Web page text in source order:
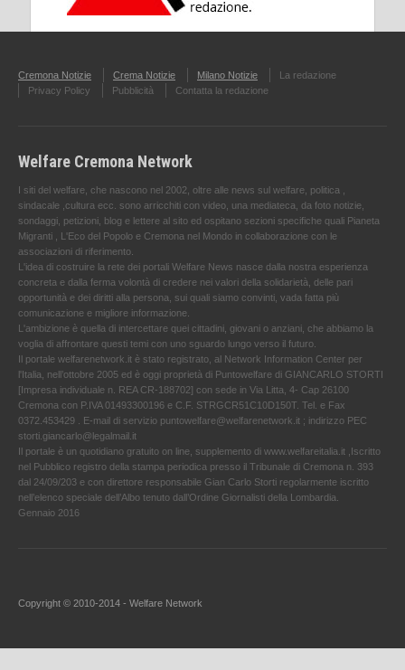
Cremona Notizie Crema Notizie Milano Notizie
La redazione
Privacy Policy
Pubblicità Contatta la redazione
Welfare Cremona Network
I siti del welfare, che nascono nel 2002, oltre alle news sul welfare, politica ,
sindacale ,cultura ecc. sono arricchiti con video, una mediateca, da foto notizie,
sondaggi, petizioni, blog e lettere al sito ed ospitano sezioni specifiche quali Pianeta
Migranti , L'Eco del Popolo e Cremona nel Mondo in collaborazione con le
associazioni di riferimento.
L'idea di costruire la rete dei portali Welfare News nasce dalla nostra esperienza
concreta e dalla ferma volontà di credere nei valori della solidarietà, delle pari
opportunità e dei diritti alla persona, sui quali siamo convinti, vada fatta più
comunicazione e migliore informazione.
L'ambizione è quella di intercettare quei cittadini, giovani o anziani, che abbiamo la
voglia di affrontare questi temi con uno sguardo lungo verso il futuro.
Il portale welfarenetwork.it è stato registrato, al Network Information Center per
l'Italia, nell’ottobre 2005 ed è oggi proprietà di Puntowelfare di GIANCARLO STORTI
[Impresa individuale n. REA CR-188702] con sede in Via Litta, 4- Cap 26100
Cremona con P.IVA 01493300196 e C.F. STRGCR51C10D150T. Tel. e Fax
0372.453429 . E-mail di servizio puntowelfare@welfarenetwork.it ; indirizzo PEC
storti.giancarlo@legalmail.it
Il portale è un quotidiano gratuito on line, supplemento di www.welfareitalia.it ,Iscritto
nel Pubblico registro della stampa periodica presso il Tribunale di Cremona n. 393
dal 24/09/203 e con direttore responsabile Gian Carlo Storti regolarmente iscritto
nell’elenco speciale dell’Albo tenuto dall’Ordine Giornalisti della Lombardia.
Gennaio 2016
Copyright © 2010-2014 - Welfare Network